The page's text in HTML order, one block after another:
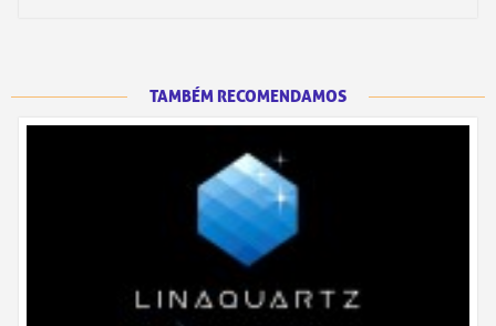
TAMBÉM RECOMENDAMOS